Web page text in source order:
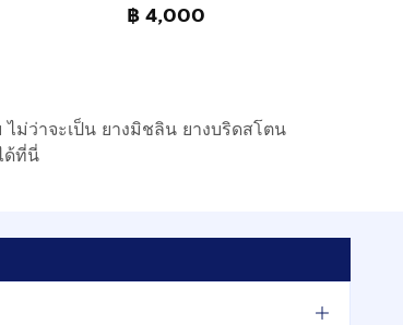
฿ 4,000
ม่ว่าจะเป็น ยางมิชลิน ยางบริดสโตน
ด้ที่นี่